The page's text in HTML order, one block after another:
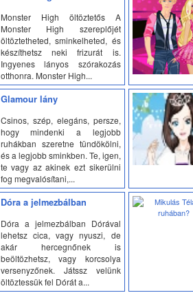
Monster High öltöztetős A
Monster High szereplőjét
öltöztetheted, sminkelheted, és
készíthetsz neki frizurát is.
Ingyenes lányos szórakozás
otthonra. Monster High...
Glamour lány
Csinos, szép, elegáns, persze,
hogy mindenki a legjobb
ruhákban szeretne tündökölni,
és a legjobb sminkben. Te, igen,
te vagy az akinek ezt sikerülni
fog megvalósítani,...
Dóra a jelmezbálban
Dóra a jelmezbálban Dórával
lehetsz cica, vagy nyuszi, de
akár hercegnőnek is
beöltözhetsz, vagy korcsolya
versenyzőnek. Játssz velünk
öltöztessük fel Dórát a...